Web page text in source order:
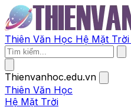
Thiên Văn Học Hệ Mặt Trời
Thienvanhoc.edu.vn
Thiên Văn Học
Hệ Mặt Trời